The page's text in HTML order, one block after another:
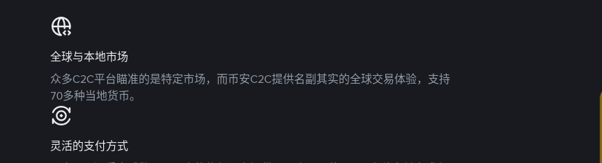
全球与本地市场
众多C2C平台瞄准的是特定市场，而币安C2C提供名副其实的全球交易体验，支持
70多种当地货币。
灵活的支付方式